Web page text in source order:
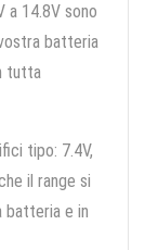
a 14.8V sono
batteria
tutta
tipo: 7.4V,
il range si
batteria e in